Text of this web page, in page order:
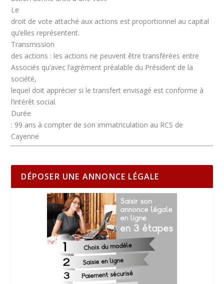
Le
droit de vote attaché aux actions est proportionnel au capital
qu’elles représentent.
Transmission
des actions : les actions ne peuvent être transférées entre
Associés qu’avec l’agrément préalable du Président de la
société,
lequel doit apprécier si le transfert envisagé est conforme à
l’intérêt social.
Durée
: 99 ans à compter de son immatriculation au RCS de
Cayenne
DÉPOSER UNE ANNONCE LÉGALE